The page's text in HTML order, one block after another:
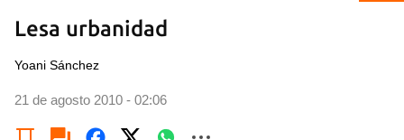
Lesa urbanidad
Yoani Sánchez
21 de agosto 2010 - 02:06